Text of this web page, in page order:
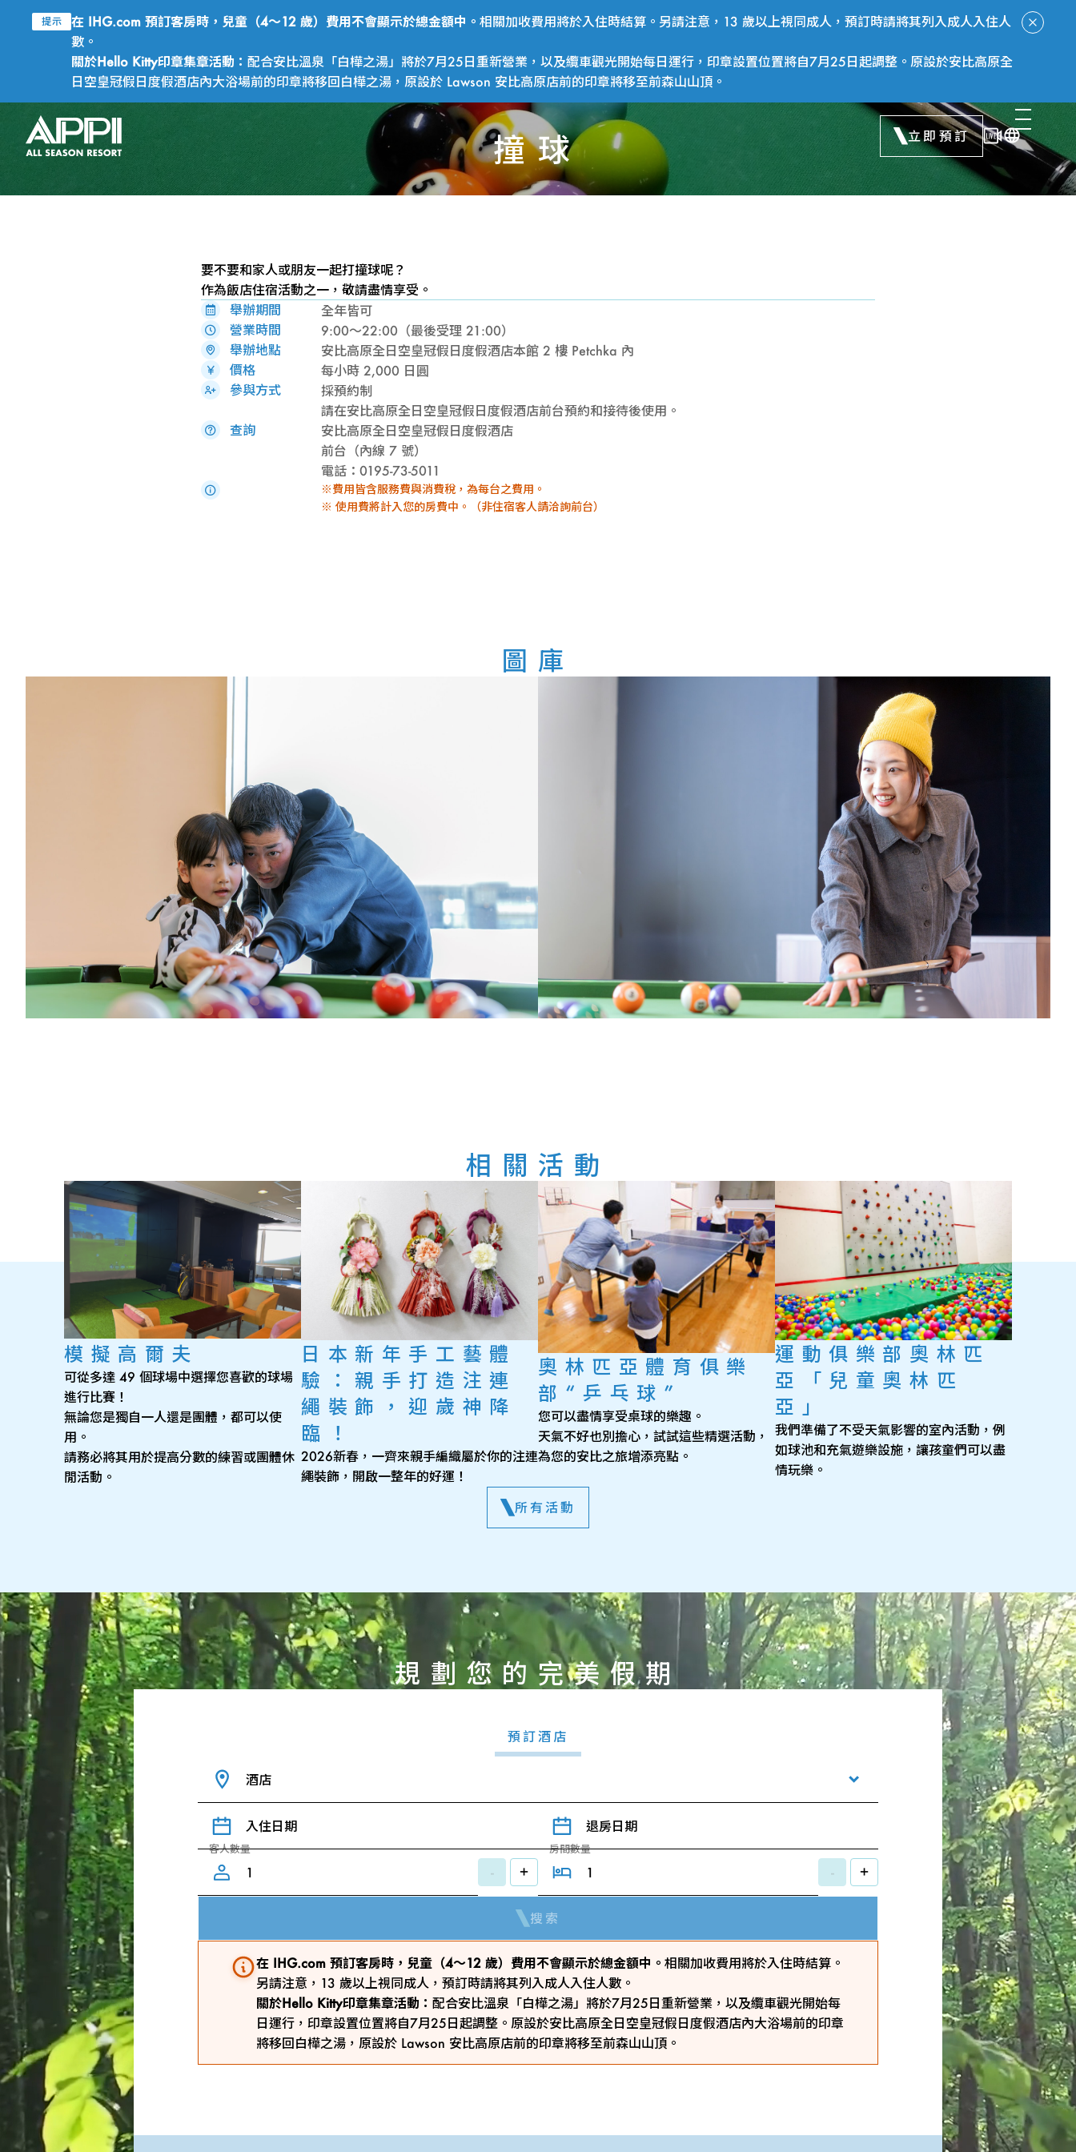
提示 在 IHG.com 預訂客房時，兒童（4～12 歲）費用不會顯示於總金額中。相關加收費用將於入住時結算。另請注意，13 歲以上視同成人，預訂時請將其列入成人入住人
數。
關於Hello Kitty印章集章活動：配合安比溫泉「白樺之湯」將於7月25日重新營業，以及纜車觀光開始每日運行，印章設置位置將自7月25日起調整。原設於安比高原全
日空皇冠假日度假酒店內大浴場前的印章將移回白樺之湯，原設於 Lawson 安比高原店前的印章將移至前森山山頂。
立即預訂
撞球
要不要和家人或朋友一起打撞球呢？
作為飯店住宿活動之一，敬請盡情享受。
舉辦期間
全年皆可
營業時間
9:00～22:00（最後受理 21:00）
舉辦地點
安比高原全日空皇冠假日度假酒店本館 2 樓 Petchka 內
價格
每小時 2,000 日圓
參與方式
採預約制
請在安比高原全日空皇冠假日度假酒店前台預約和接待後使用。
查詢
安比高原全日空皇冠假日度假酒店
前台（內線 7 號）
電話：0195-73-5011
※費用皆含服務費與消費稅，為每台之費用。
※ 使用費將計入您的房費中。（非住宿客人請洽詢前台）
圖庫
相關活動
模擬高爾夫
可從多達 49 個球場中選擇您喜歡的球場
進行比賽！
無論您是獨自一人還是團體，都可以使
用。
請務必將其用於提高分數的練習或團體休
閒活動。
日本新年手工藝體
驗：親手打造注連
繩裝飾，迎歲神降
臨！
2026新春，一齊來親手編織屬於你的注連
繩裝飾，開啟一整年的好運！
奧林匹亞體育俱樂
部“乒乓球”
您可以盡情享受桌球的樂趣。
天氣不好也別擔心，試試這些精選活動，
為您的安比之旅增添亮點。
運動俱樂部奧林匹
亞「兒童奧林匹
亞」
我們準備了不受天氣影響的室內活動，例
如球池和充氣遊樂設施，讓孩童們可以盡
情玩樂。
所有活動
規劃您的完美假期
預訂酒店
酒店
入住日期 退房日期
客人數量
- +
房間數量
- +
搜索
在 IHG.com 預訂客房時，兒童（4～12 歲）費用不會顯示於總金額中。 相關加收費用將於入住時結算。
另請注意，13 歲以上視同成人，預訂時請將其列入成人入住人數。
關於Hello Kitty印章集章活動： 配合安比溫泉「白樺之湯」將於7月25日重新營業，以及纜車觀光開始每
日運行，印章設置位置將自7月25日起調整。原設於安比高原全日空皇冠假日度假酒店內大浴場前的印章
將移回白樺之湯，原設於 Lawson 安比高原店前的印章將移至前森山山頂。